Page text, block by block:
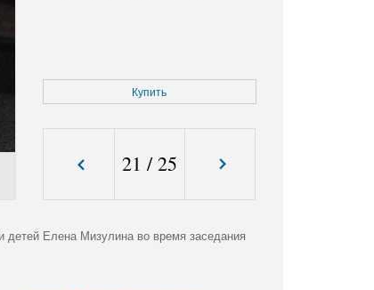
Купить
21 /25
детей Елена Мизулина во время заседания